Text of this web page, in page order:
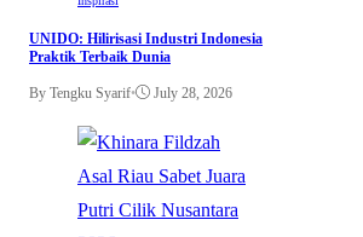
UNIDO: Hilirisasi Industri Indonesia
Praktik Terbaik Dunia
By Tengku Syarif• July 28, 2026